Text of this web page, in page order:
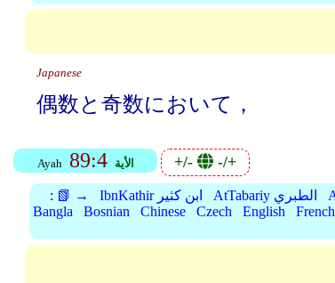
Japanese
偶数と奇数において，
Ayah 89:4 الأية +/- -/+
: 📗 → IbnKathir ابن كثير AtTabariy الطبري
Bangla
Bosnian Chinese Czech English French